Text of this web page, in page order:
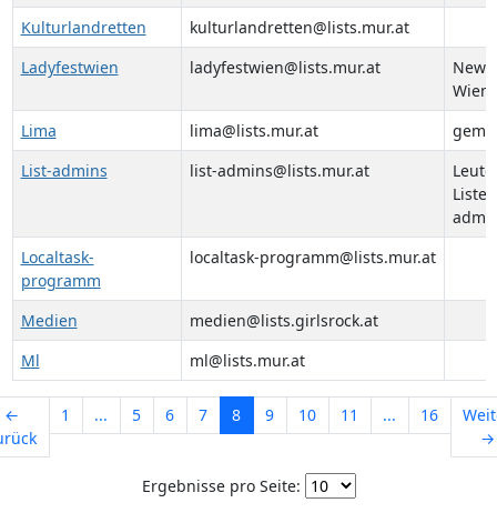
Kulturlandretten
kulturlandretten@lists.mur.at
Ladyfestwien
ladyfestwien@lists.mur.at
Wien
Lima
lima@lists.mur.at
List-admins
list-admins@lists.mur.at
Listen
Localtask-
programm
localtask-programm@lists.mur.at
Medien
medien@lists.girlsrock.at
Ml
ml@lists.mur.at
←
1 ... 5 6 7 8 9 10 11 ... 16
→
Ergebnisse pro Seite: